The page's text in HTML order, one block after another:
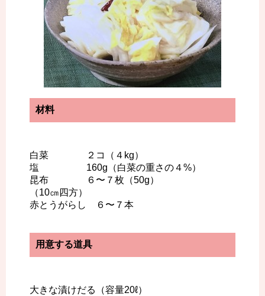
材料
白菜 ２コ（４kg）
塩 160g（白菜の重さの４%）
昆布 ６〜７枚（50g）
（10㎝四方）
赤とうがらし ６〜７本
用意する道具
大きな漬けだる（容量20ℓ）